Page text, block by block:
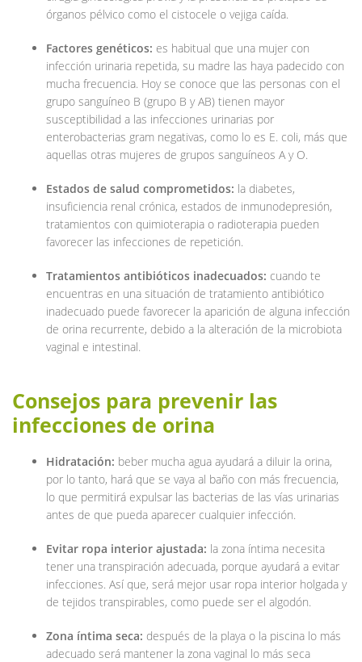
órganos pélvico como el cistocele o vejiga caída.
Factores genéticos: es habitual que una mujer con
infección urinaria repetida, su madre las haya padecido con
mucha frecuencia. Hoy se conoce que las personas con el
grupo sanguíneo B (grupo B y AB) tienen mayor
susceptibilidad a las infecciones urinarias por
enterobacterias gram negativas, como lo es E. coli, más que
aquellas otras mujeres de grupos sanguíneos A y O.
Estados de salud comprometidos: la diabetes,
insuficiencia renal crónica, estados de inmunodepresión,
tratamientos con quimioterapia o radioterapia pueden
favorecer las infecciones de repetición.
Tratamientos antibióticos inadecuados: cuando te
encuentras en una situación de tratamiento antibiótico
inadecuado puede favorecer la aparición de alguna infección
de orina recurrente, debido a la alteración de la microbiota
vaginal e intestinal.
Consejos para prevenir las
infecciones de orina
Hidratación: beber mucha agua ayudará a diluir la orina,
por lo tanto, hará que se vaya al baño con más frecuencia,
lo que permitirá expulsar las bacterias de las vías urinarias
antes de que pueda aparecer cualquier infección.
Evitar ropa interior ajustada: la zona íntima necesita
tener una transpiración adecuada, porque ayudará a evitar
infecciones. Así que, será mejor usar ropa interior holgada y
de tejidos transpirables, como puede ser el algodón.
Zona íntima seca: después de la playa o la piscina lo más
adecuado será mantener la zona vaginal lo más seca